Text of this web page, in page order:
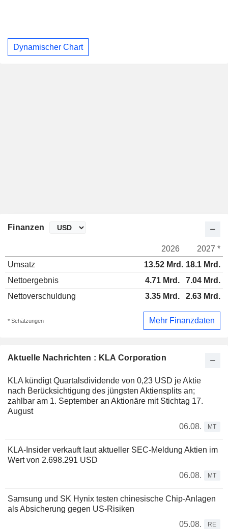
Dynamischer Chart
Aktuelle Nachrichten : KLA Corporation
KLA kündigt Quartalsdividende von 0,23 USD je Aktie
nach Berücksichtigung des jüngsten Aktiensplits an;
zahlbar am 1. September an Aktionäre mit Stichtag 17.
August
06.08.
MT
KLA-Insider verkauft laut aktueller SEC-Meldung Aktien im
Wert von 2.698.291 USD
06.08.
MT
Samsung und SK Hynix testen chinesische Chip-Anlagen
als Absicherung gegen US-Risiken
05.08.
RE
Finanzen
2026
2027 *
Umsatz
13.52 Mrd. 18.1 Mrd.
Nettoergebnis
4.71 Mrd.
7.04 Mrd.
Nettoverschuldung
3.35 Mrd. 2.63 Mrd.
* Schätzungen Mehr Finanzdaten